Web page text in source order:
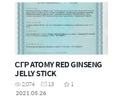
СГР ATOMY RED GINSENG
JELLY STICK
2,074 13
1
2021.05.26